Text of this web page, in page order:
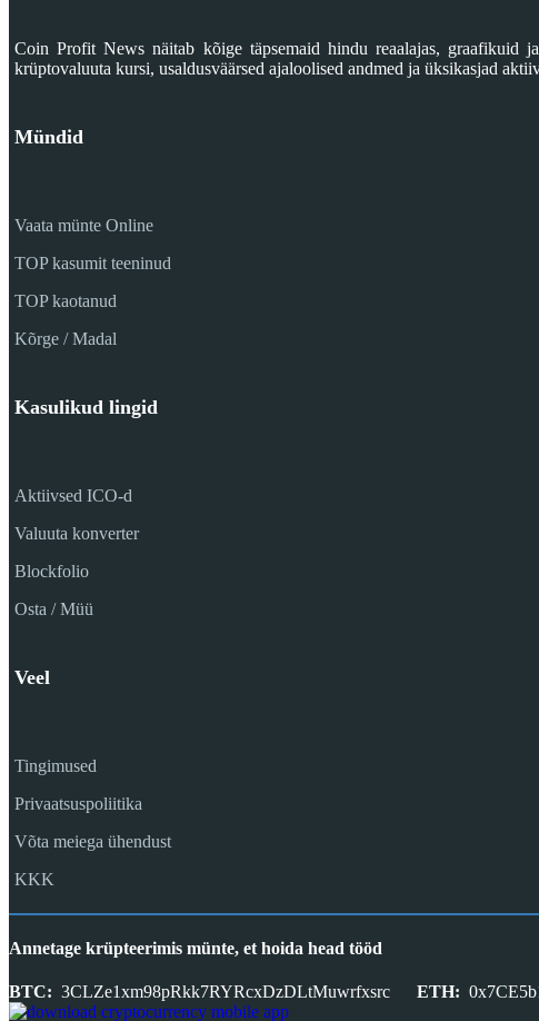
Coin Profit News näitab kõige täpsemaid hindu reaalajas, graafikuid
krüptovaluuta kursi, usaldusväärsed ajaloolised andmed ja üksikasjad
Mündid
Vaata münte Online
TOP kasumit teeninud
TOP kaotanud
Kõrge / Madal
Kasulikud lingid
Aktiivsed ICO-d
Valuuta konverter
Blockfolio
Osta / Müü
Veel
Tingimused
Privaatsuspoliitika
Võta meiega ühendust
KKK
Annetage krüpteerimis münte, et hoida head tööd
BTC: 3CLZe1xm98pRkk7RYRcxDzDLtMuwrfxsrc ETH: